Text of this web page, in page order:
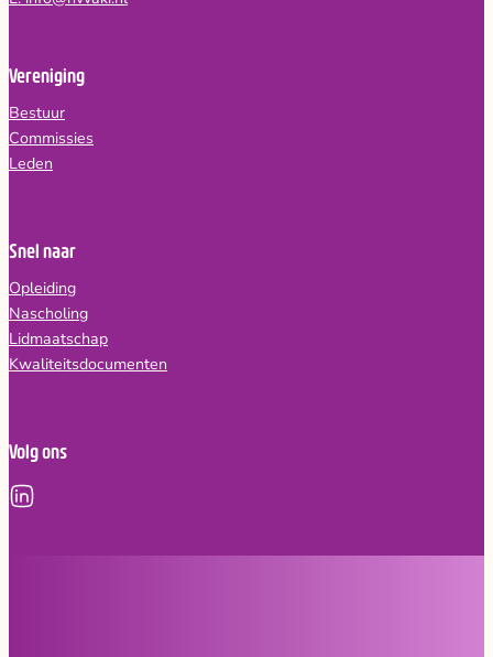
Vereniging
Bestuur
Commissies
Leden
Snel naar
Opleiding
Nascholing
Lidmaatschap
Kwaliteitsdocumenten
Volg ons